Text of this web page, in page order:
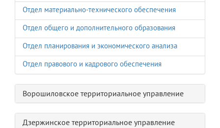
Отдел материально-технического обеспечения
Отдел общего и дополнительного образования
Отдел планирования и экономического анализа
Отдел правового и кадрового обеспечения
Ворошиловское территориальное управление
Дзержинское территориальное управление